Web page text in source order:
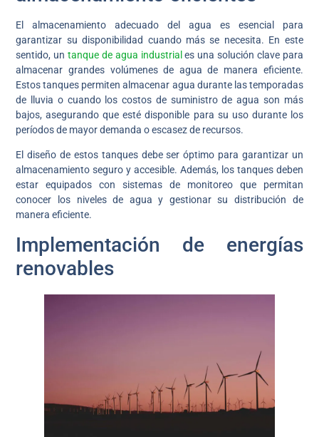
El almacenamiento adecuado del agua es esencial para
garantizar su disponibilidad cuando más se necesita. En este
sentido, untanque de agua industrial es una solución clave para
almacenar grandes volúmenes de agua de manera eficiente.
Estos tanques permiten almacenar agua durante las temporadas
de lluvia o cuando los costos de suministro de agua son más
bajos, asegurando que esté disponible para su uso durante los
períodos de mayor demanda o escasez de recursos.
El diseño de estos tanques debe ser óptimo para garantizar un
almacenamiento seguro y accesible. Además, los tanques deben
estar equipados con sistemas de monitoreo que permitan
conocer los niveles de agua y gestionar su distribución de
manera eficiente.
Implementación de energías
renovables